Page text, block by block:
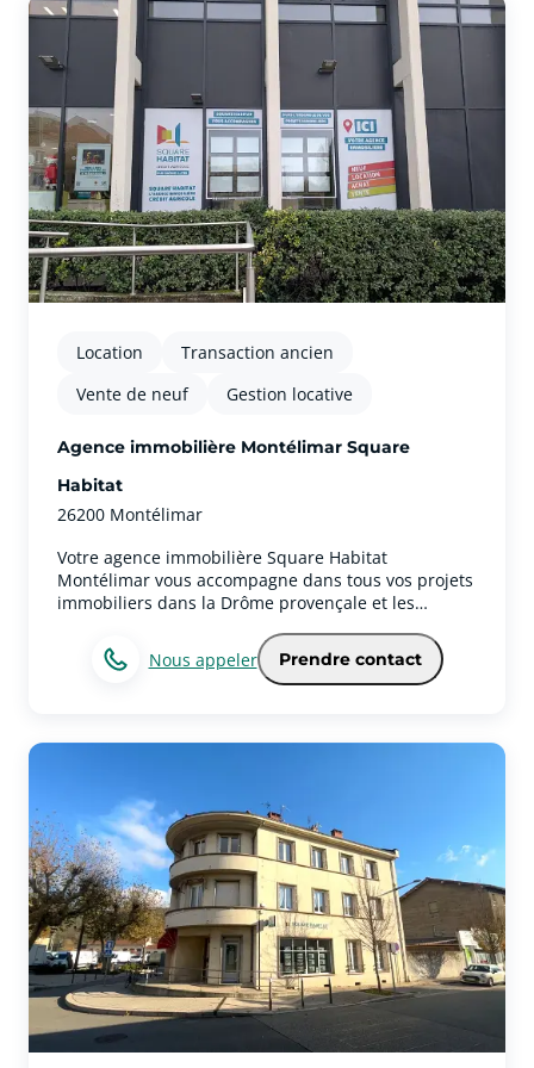
Location
Transaction ancien
Vente de neuf
Gestion locative
Agence immobilière Montélimar Square
Habitat
26200 Montélimar
Votre agence immobilière Square Habitat
Montélimar vous accompagne dans tous vos projets
immobiliers dans la Drôme provençale et les
immobilier local, nos conseillers vous
accompagnent pour l’achat, la vente, la location, la
gestion locative ainsi que pour vos projets
les secteurs alentours comme Allan, Savasse,
à Montélimar et dans la Drôme, nous
accompagnons chaque année de nombreux clients
dans leurs projets immobiliers, qu’il s’agisse d’une
résidence principale, secondaire ou d’un
investissement locatif.Située entre Valence et
Avignon, Montélimar séduit par son climat
agréable, sa qualité de vie, son dynamisme
économique et sa proximité avec les grands axes
routiers.Notre agence immobilière à Montélimar
met un point d’honneur à proposer un
accompagnement humain, personnalisé et de
proximité à chaque étape de votre projet.Adossé au
Prendre contact
Nous appeler